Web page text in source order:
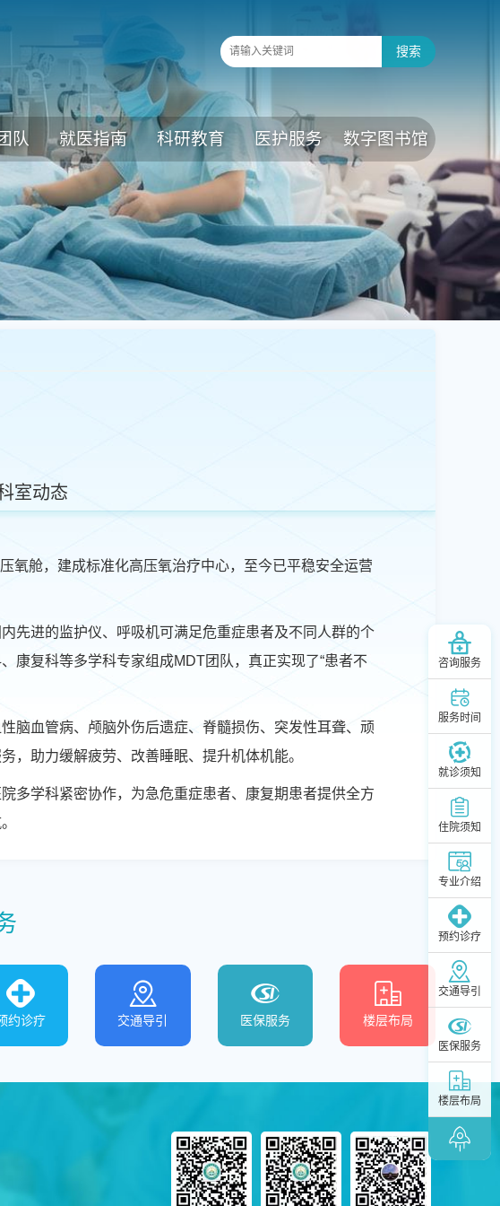
队 就医指南 科研教育 医护服务 数字图书馆
室动态
氧舱，建成标准化高压氧治疗中心，至今已平稳安全运营
先进的监护仪、呼吸机可满足危重症患者及不同人群的个
康复科等多学科专家组成MDT团队，真正实现了“患者不
脑血管病、颅脑外伤后遗症、脊髓损伤、突发性耳聋、顽
，助力缓解疲劳、改善睡眠、提升机体机能。
多学科紧密协作，为急危重症患者、康复期患者提供全方
约诊疗 交通导引 医保服务 楼层布局
咨询服务
服务时间
就诊须知
住院须知
专业介绍
预约诊疗
交通导引
医保服务
楼层布局